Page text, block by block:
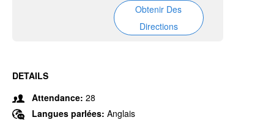
Obtenir Des
Directions
DETAILS
Attendance: 28
Langues parlées: Anglais